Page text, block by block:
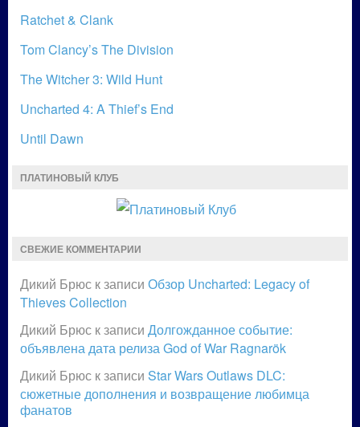
Ratchet & Clank
Tom Clancy’s The Division
The Witcher 3: Wild Hunt
Uncharted 4: A Thief’s End
Until Dawn
ПЛАТИНОВЫЙ КЛУБ
СВЕЖИЕ КОММЕНТАРИИ
Дикий Брюс к записи Обзор Uncharted: Legacy of
Thieves Collection
Дикий Брюс к записи Долгожданное событие:
объявлена дата релиза God of War Ragnarök
Дикий Брюс к записи Star Wars Outlaws DLC:
сюжетные дополнения и возвращение любимца
фанатов